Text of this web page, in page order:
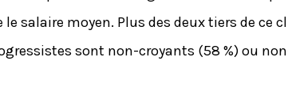
salaire moyen. Plus des deux tiers de ce
sont non-croyants (58 %) ou